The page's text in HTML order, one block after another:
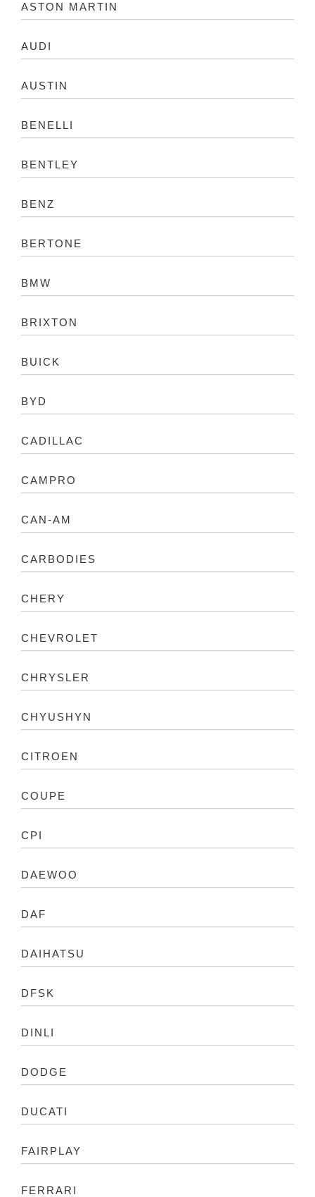
ASTON MARTIN
AUDI
AUSTIN
BENELLI
BENTLEY
BENZ
BERTONE
BMW
BRIXTON
BUICK
BYD
CADILLAC
CAMPRO
CAN-AM
CARBODIES
CHERY
CHEVROLET
CHRYSLER
CHYUSHYN
CITROEN
COUPE
CPI
DAEWOO
DAF
DAIHATSU
DFSK
DINLI
DODGE
DUCATI
FAIRPLAY
FERRARI